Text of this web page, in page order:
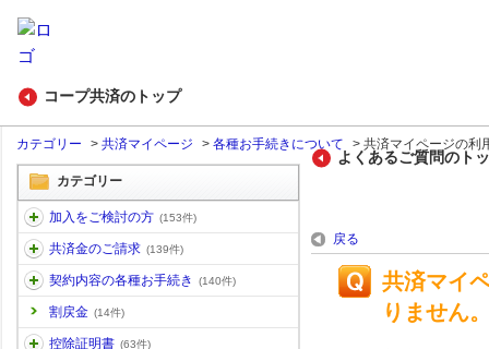
コープ共済のトップ
カテゴリー > 共済マイページ > 各種お手続きについて > 共済マイページの利
カテゴリー
加入をご検討の方 (153件)
共済金のご請求 (139件)
契約内容の各種お手続き (140件)
割戻金 (14件)
控除証明書 (63件)
よくあるご質問のト
戻る
共済マイ
りません